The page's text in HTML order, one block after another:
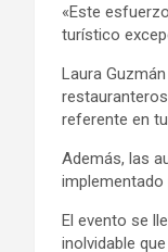
«Este
turístico
Laura
referente en
Además, las
implementado
El evento se
inolvidable